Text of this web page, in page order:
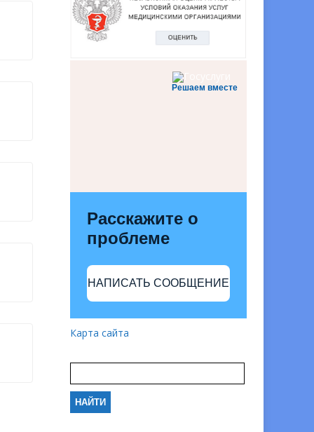
Решаем вместе
Расскажите о
проблеме
НАПИСАТЬ СООБЩЕНИЕ
Карта сайта